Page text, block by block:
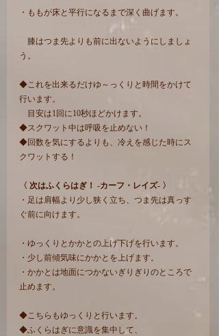
・ももが床と平行になるまで深く曲げます。
膝はつま先よりも前に出ないようにしましょ
う。
◆これを出来るだけゆ～っくりと時間をかけて
行います。
目安は1回に10秒ほどかけます。
◆スクワット中は呼吸を止めない！
◆回数を気にするよりも、冷えを感じた時にス
クワットする！
〈 次はふくらはぎ！ -カーフ・レイズ- 〉
・足は肩幅より少し狭く立ち、つま先は真っす
ぐ前に向けます。
・ゆっくりとかかとの上げ下げを行います。
・少し前傾気味にかかとを上げます。
・かかとは地面につかないぎりぎりのところで
止めます。
◆こちらもゆっくりと行います。
◆ふくらはぎに意識を集中して、